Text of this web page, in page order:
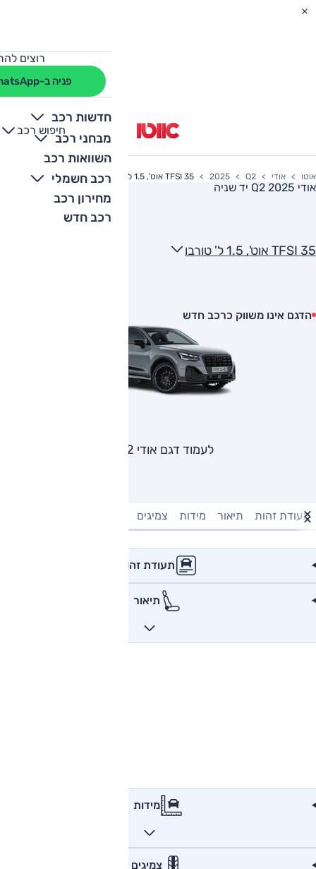
רוצים
פניה ב-WhatsApp
חדשות רכב
מבחני רכב
השוואות רכב
רכב חשמלי
מחירון רכב
רכב חדש
חיפוש רכב
+
-
אוטו אודי Q2
2025 35 TFSI אוט', 1.5 ל' טורבו
אודי Q2 2025 יד שניה
35 TFSI אוט', 1.5 ל' טורבו
הדגם אינו משווק כרכב חדש
לעמוד דגם אודי Q2
תעודת זהות תיאור מידות צמיגים
תעודת זהות
תיאור
מידות
צמיגים